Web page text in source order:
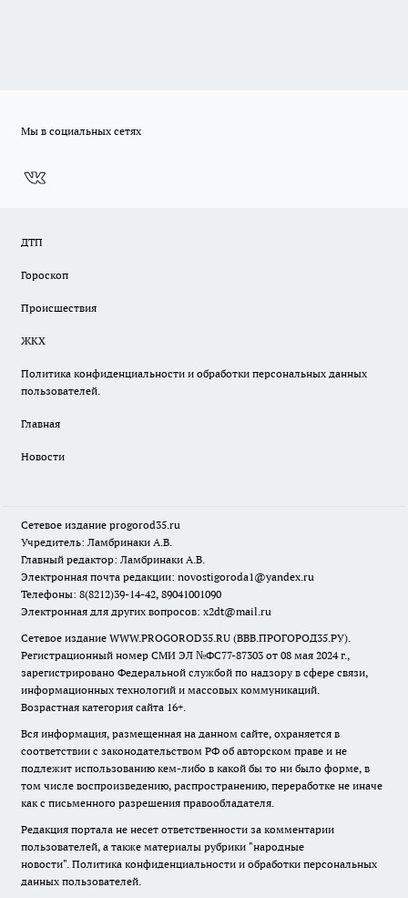
Мы в социальных сетях
ДТП
Гороскоп
Происшествия
ЖКХ
Политика конфиденциальности и обработки персональных данных
пользователей.
Главная
Новости
Сетевое издание progorod35.ru
Учредитель: Ламбринаки А.В.
Главный редактор: Ламбринаки А.В.
Электронная почта редакции: novostigoroda1@yandex.ru
Телефоны: 8(8212)39-14-42, 89041001090
Электронная для других вопросов: x2dt@mail.ru
Сетевое издание WWW.PROGOROD35.RU (ВВВ.ПРОГОРОД35.РУ).
Регистрационный номер СМИ ЭЛ №ФС77-87303 от 08 мая 2024 г.,
зарегистрировано Федеральной службой по надзору в сфере связи,
информационных технологий и массовых коммуникаций.
Возрастная категория сайта 16+.
Вся информация, размещенная на данном сайте, охраняется в
соответствии с законодательством РФ об авторском праве и не
подлежит использованию кем-либо в какой бы то ни было форме, в
том числе воспроизведению, распространению, переработке не иначе
как с письменного разрешения правообладателя.
Редакция портала не несет ответственности за комментарии
пользователей, а также материалы рубрики "народные
новости". Политика конфиденциальности и обработки персональных
данных пользователей.